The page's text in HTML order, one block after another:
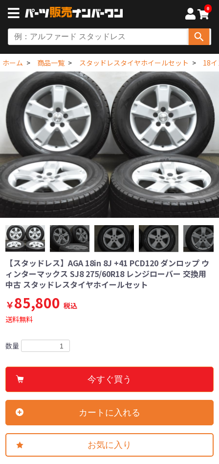
0
ホーム 商品一覧 スタッドレスタイヤホイールセット 18
【スタッドレス】AGA 18in 8J +41 PCD120 ダンロップ ウ
ィンターマックス SJ8 275/60R18 レンジローバー 交換用
中古 スタッドレスタイヤホイールセット
￥85,800 税込
送料無料
数量
今すぐ買う
カートに入れる
お気に入り